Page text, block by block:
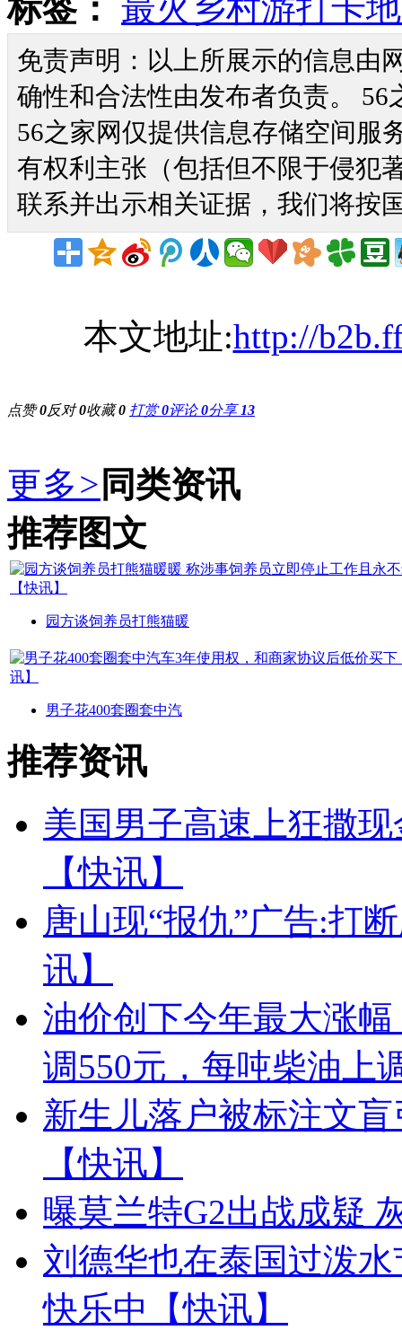
标签： 最火乡村游打卡
免责声明：以上所展示的信息由
确性和合法性由发布者负责。
56之家网仅提供信息存储空间服
有权利主张（包括但不限于侵犯
联系并出示相关证据，我们将按
本文地址:http://
点赞0反对0收藏0 打赏0评论0分享 13
更多> 同类资讯
推荐图文
园方谈饲养员打熊猫暖
男子花400套圈套中汽
推荐资讯
美国男子高速上狂撒
【快讯】
唐山现“报仇”广告:打
讯】
油价创下今年最大涨
调550元，每吨柴油上
新生儿落户被标注文
【快讯】
曝莫兰特G2出战成疑
刘德华也在泰国过泼
快乐中【快讯】